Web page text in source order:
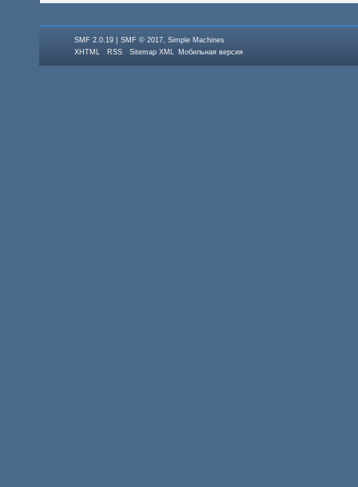
SMF 2.0.19 |SMF © 2017 ,Simple Machines
XHTML
RSS Sitemap XML Мобильная версия